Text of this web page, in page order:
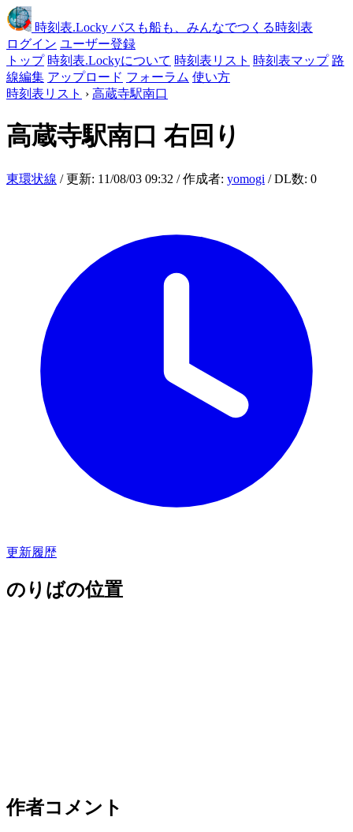
時刻表.Locky バスも船も、みんなでつくる時刻表
ログイン ユーザー登録
トップ 時刻表.Lockyについて 時刻表リスト 時刻表マップ 路
線編集 アップロード フォーラム 使い方
時刻表リスト › 高蔵寺駅南口
高蔵寺駅南口 右回り
東環状線 / 更新: 11/08/03 09:32 / 作成者: yomogi / DL数: 0
更新履歴
のりばの位置
作者コメント